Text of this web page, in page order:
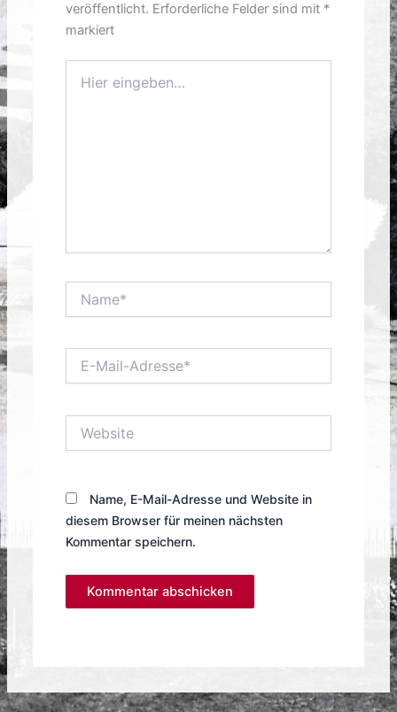
veröffentlicht. Erforderliche Felder sind mit *
markiert
eingeben…
Mail-
Name, E-Mail-Adresse und Website in
diesem Browser für meinen nächsten
Kommentar speichern.